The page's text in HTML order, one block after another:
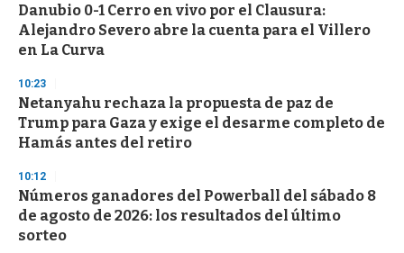
Danubio 0-1 Cerro en vivo por el Clausura:
Alejandro Severo abre la cuenta para el Villero
en La Curva
10:23
Netanyahu rechaza la propuesta de paz de
Trump para Gaza y exige el desarme completo de
Hamás antes del retiro
10:12
Números ganadores del Powerball del sábado 8
de agosto de 2026: los resultados del último
sorteo